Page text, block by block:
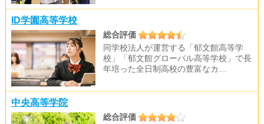
ID学園高等学校
総合評価
同学校法人が運営する「郁文館高等学
校」「郁文館グローバル高等学校」で長
年培った全日制高校の豊富なカ…
中央高等学院
総合評価